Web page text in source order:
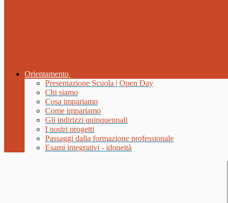
Orientamento
Presentazione Scuola | Open Day
Chi siamo
Cosa impariamo
Come impariamo
Gli indirizzi quinquennali
I nostri progetti
Passaggi dalla formazione professionale
Esami integrativi - idoneità